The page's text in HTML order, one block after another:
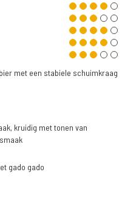
met een stabiele schuimkraag
kruidig met tonen van
gado gado